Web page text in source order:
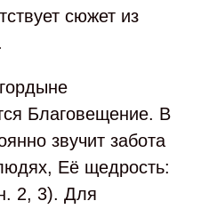
сюжет из
Благовещение. В
звучит забота
Её щедрость:
2, 3). Для